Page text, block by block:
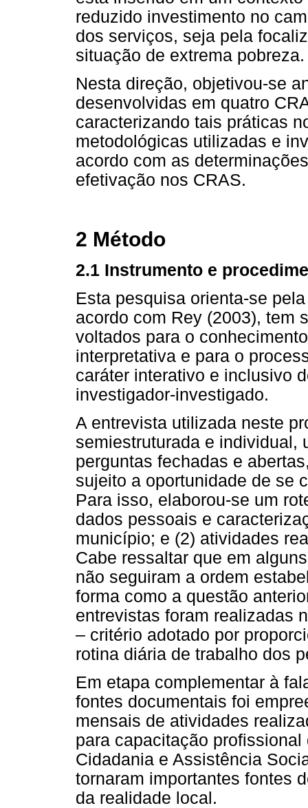
reduzido investimento no
dos serviços, seja pela
situação de extrema pobreza.
Nesta direção, objetivou-se
desenvolvidas em quatro
caracterizando tais práticas
metodológicas utilizadas e
acordo com as
efetivação nos CRAS.
2 Método
2.1 Instrumento e
Esta pesquisa orienta-se
acordo com Rey (2003), tem
voltados para o
interpretativa e para o
caráter interativo e inclusivo
investigador-investigado.
A entrevista utilizada neste
semiestruturada e individual,
perguntas fechadas e
sujeito a oportunidade de se
Para isso, elaborou-se um
dados pessoais e
município; e (2) atividades
Cabe ressaltar que em
não seguiram a ordem
forma como a questão
entrevistas foram realizadas
– critério adotado por
rotina diária de trabalho dos
Em etapa complementar à
fontes documentais foi
mensais de atividades
para capacitação
Cidadania e Assistência
tornaram importantes fontes
da realidade local.